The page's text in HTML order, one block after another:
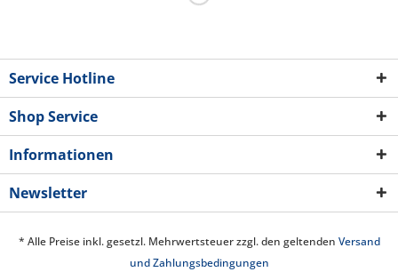
Service Hotline
Shop Service
Informationen
Newsletter
* Alle Preise inkl. gesetzl. Mehrwertsteuer zzgl. den geltenden Versand
und Zahlungsbedingungen